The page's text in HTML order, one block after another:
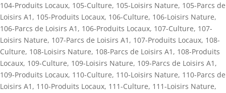
104-Produits Locaux, 105-Culture, 105-Loisirs Nature, 105-Parcs de
Loisirs A1 , 105-Produits Locaux, 106-Culture, 106-Loisirs Nature,
106-Parcs de Loisirs A1 , 106-Produits Locaux, 107-Culture, 107-
Loisirs Nature, 107-Parcs de Loisirs A1 , 107-Produits Locaux, 108-
Culture, 108-Loisirs Nature, 108-Parcs de Loisirs A1 , 108-Produits
Locaux, 109-Culture, 109-Loisirs Nature, 109-Parcs de Loisirs A1 ,
109-Produits Locaux, 110-Culture, 110-Loisirs Nature, 110-Parcs de
Loisirs A1 , 110-Produits Locaux, 111-Culture, 111-Loisirs Nature,